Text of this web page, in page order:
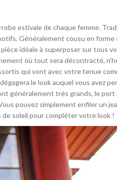
estivale de chaque femme.
Généralement cousu en forme
idéale à superposer sur tous
où tout sera décontracté,
qui vont avec votre tenue
le look auquel vous avez
généralement très grands, le
pouvez simplement enfiler un
soleil pour compléter votre look !